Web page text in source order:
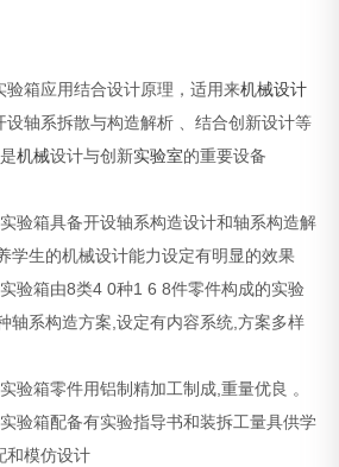
验箱应用结合设计原理，适用来机械设计
设轴系拆散与构造解析 、结合创新设计等
机械设计与创新实验室的重要设备
验箱具备开设轴系构造设计和轴系构造解
学生的机械设计能力设定有明显的效果
验箱由8类4 0种1 6 8件零件构成的实验
轴系构造方案,设定有内容系统,方案多样
验箱零件用铝制精加工制成,重量优良 。
验箱配备有实验指导书和装拆工量具供学
和模仿设计